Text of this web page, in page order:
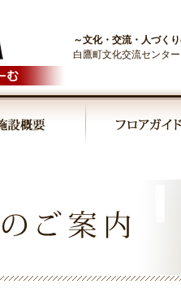
～文化・交流・人づく
白鷹町文化交流センタ